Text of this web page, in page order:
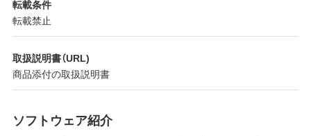
転載条件
転載禁止
取扱説明書（URL)
商品添付の取扱説明書
ソフトウェア紹介